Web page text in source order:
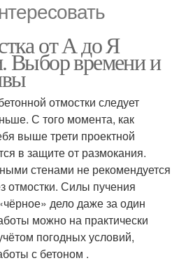
от А до Я
Выбор времени и
отмостки следует
С того момента, как
выше трети проектной
в защите от размокания.
стенами не рекомендуется
отмостки. Силы пучения
дело даже за один
можно на практически
погодных условий,
с бетоном .